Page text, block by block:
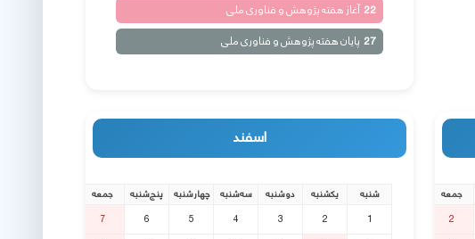
22 آغاز هفته پژوهش و فناوری ملی
27 پایان هفته پژوهش و فناوری ملی
جمعه
2
اسفند
شنبه یکشنبه دوشنبه سه‌شنبه چهارشنبه پنج‌شنبه
جمعه
1
2
3
4
5
6
7